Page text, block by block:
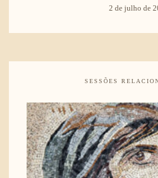
2 de julho de
SESSÕES